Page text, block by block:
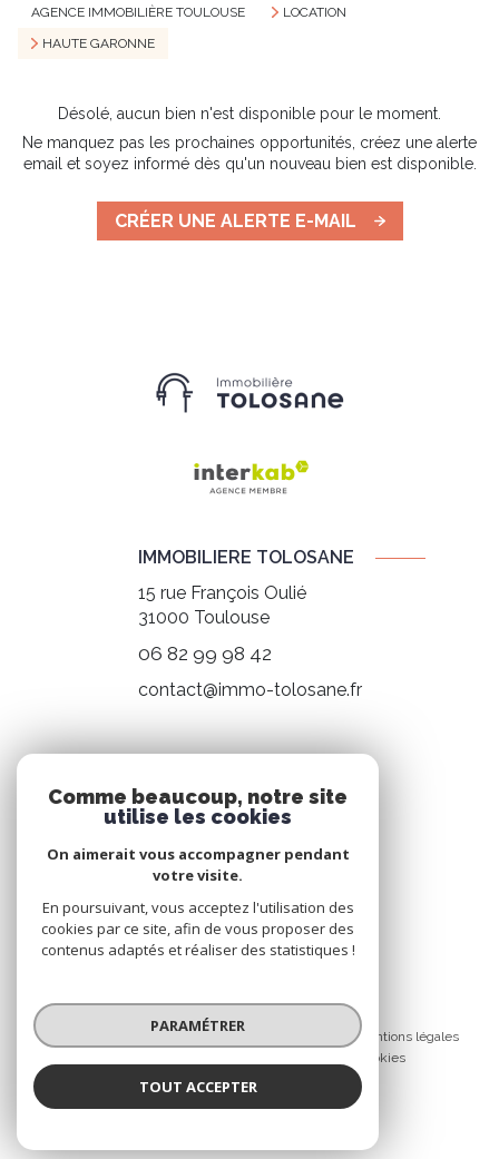
AGENCE IMMOBILIÈRE TOULOUSE
LOCATION
HAUTE GARONNE
Désolé, aucun bien n'est disponible pour le moment.
Ne manquez pas les prochaines opportunités, créez une alerte
email et soyez informé dès qu'un nouveau bien est disponible.
CRÉER UNE ALERTE E-MAIL
IMMOBILIERE TOLOSANE
15 rue François Oulié
31000 Toulouse
06 82 99 98 42
contact@immo-tolosane.fr
Nous suivre
© 2026 | Tous droits réservés
Nos honoraires Nos partenaires
Mentions légales
Cookies
Comme beaucoup, notre site
utilise les cookies
On aimerait vous accompagner pendant
votre visite.
En poursuivant, vous acceptez l'utilisation des
cookies par ce site, afin de vous proposer des
contenus adaptés et réaliser des statistiques !
PARAMÉTRER
TOUT ACCEPTER